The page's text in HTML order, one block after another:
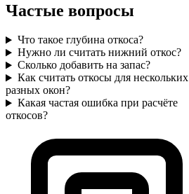
Частые вопросы
Что такое глубина откоса?
Нужно ли считать нижний откос?
Сколько добавить на запас?
Как считать откосы для нескольких
разных окон?
Какая частая ошибка при расчёте
откосов?